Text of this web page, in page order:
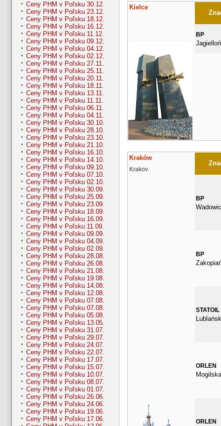
Ceny PHM v Poľsku 30.12.
Ceny PHM v Poľsku 23.12.
Ceny PHM v Poľsku 18.12.
Ceny PHM v Poľsku 16.12.
Ceny PHM v Poľsku 11.12.
Ceny PHM v Poľsku 09.12.
Ceny PHM v Poľsku 04.12.
Ceny PHM v Poľsku 02.12.
Ceny PHM v Poľsku 27.11.
Ceny PHM v Poľsku 25.11.
Ceny PHM v Poľsku 20.11.
Ceny PHM v Poľsku 18.11.
Ceny PHM v Poľsku 13.11.
Ceny PHM v Poľsku 11.11.
Ceny PHM v Poľsku 06.11.
Ceny PHM v Poľsku 04.11.
Ceny PHM v Poľsku 30.10.
Ceny PHM v Poľsku 28.10.
Ceny PHM v Poľsku 23.10.
Ceny PHM v Poľsku 21.10.
Ceny PHM v Poľsku 16.10.
Ceny PHM v Poľsku 14.10.
Ceny PHM v Poľsku 09.10.
Ceny PHM v Poľsku 07.10.
Ceny PHM v Poľsku 02.10.
Ceny PHM v Poľsku 30.09.
Ceny PHM v Poľsku 25.09.
Ceny PHM v Poľsku 23.09.
Ceny PHM v Poľsku 18.09.
Ceny PHM v Poľsku 16.09.
Ceny PHM v Poľsku 11.09.
Ceny PHM v Poľsku 09.09.
Ceny PHM v Poľsku 04.09.
Ceny PHM v Poľsku 02.09.
Ceny PHM v Poľsku 28.08.
Ceny PHM v Poľsku 26.08.
Ceny PHM v Poľsku 21.08.
Ceny PHM v Poľsku 19.08.
Ceny PHM v Poľsku 14.08.
Ceny PHM v Poľsku 12.08.
Ceny PHM v Poľsku 07.08.
Ceny PHM v Poľsku 07.08.
Ceny PHM v Poľsku 05.08.
Ceny PHM v Poľsku 13.05.
Ceny PHM v Poľsku 31.07.
Ceny PHM v Poľsku 29.07.
Ceny PHM v Poľsku 24.07.
Ceny PHM v Poľsku 22.07.
Ceny PHM v Poľsku 17.07.
Ceny PHM v Poľsku 15.07.
Ceny PHM v Poľsku 10.07.
Ceny PHM v Poľsku 08.07.
Ceny PHM v Poľsku 01.07.
Ceny PHM v Poľsku 26.06.
Ceny PHM v Poľsku 24.06.
Ceny PHM v Poľsku 19.06.
Ceny PHM v Poľsku 17.06.
Kielce
BP
Kraków
Krakov
BP
BP
STATOIL
ORLEN
ORLEN